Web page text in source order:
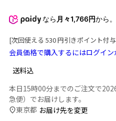
なら 月々1,766円から
[次回使える 530円引きポイント付
会員価格で購入するにはログイン
送料込
本日15時00分までのご注文で
急便） でお届けします。
東京都 お届け先を変更